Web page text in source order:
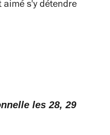
s'y détendre
les 28, 29